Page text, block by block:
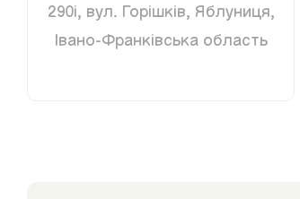
290і, вул. Горішків, Яблуниця,
Івано-Франківська область